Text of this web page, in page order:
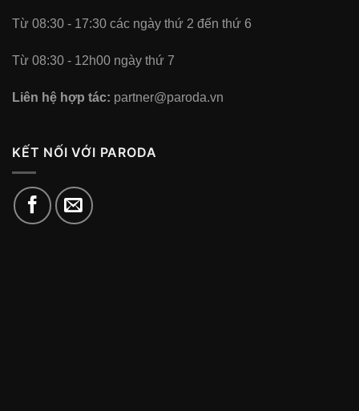
Từ 08:30 - 17:30 các ngày thứ 2 đến thứ 6
Từ 08:30 - 12h00 ngày thứ 7
Liên hệ hợp tác: partner@paroda.vn
KẾT NỐI VỚI PARODA